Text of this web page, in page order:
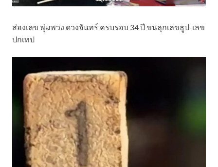
ส่องเลข พุ่มพวง ดวงจันทร์ ครบรอบ 34 ปี ขนลุกเลขธูป-เลข
ปกเทป